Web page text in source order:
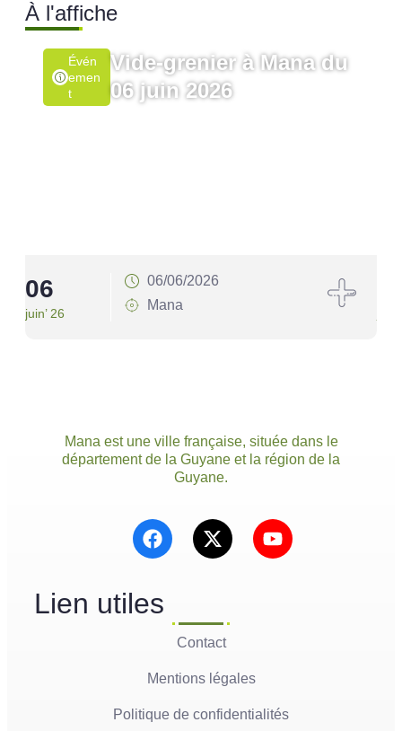
À l'affiche
Évén
Emen
T
Vide-grenier à Mana du
06 juin 2026
06
juin’ 26
06/06/2026
Mana
Mana est une ville française, située dans le
département de la Guyane et la région de la
Guyane.
Lien utiles
Contact
Mentions légales
Politique de confidentialités